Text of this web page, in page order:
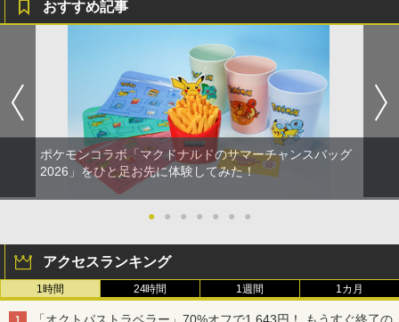
おすすめ記事
ポケモンコラボ「マクドナルドのサマーチャンスバッグ
2026」をひと足お先に体験してみた！
● ● ● ● ● ● ●
アクセスランキング
1時間 24時間 1週間 1カ月